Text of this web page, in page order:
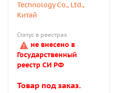
Technology Co., Ltd.,
Китай
Статус в реестрах
не внесено в
Государственный
реестр СИ РФ
Товар под заказ.